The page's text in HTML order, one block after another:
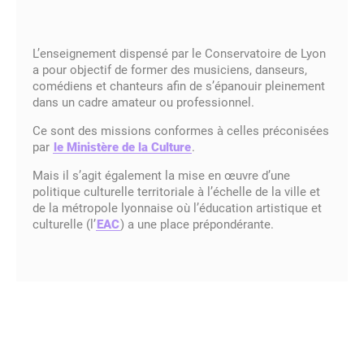
Organigramme
Soutenir le Conservatoire
Les Mécènes
Marchés publics
Offres d'emploi
Équipe et partenaires – Théâtre
Modalités d’admission
CPDN – Danse
CPES – Danse
Pratique continuée - Danse
Culture Chorégraphique
1er cycle – Musique
2ème cycle – Musique
3ème cycle – Musique
CPES – Musique
Musiques actuelles – Le LABO
Culture et création
Accompagnateurs-Accompagnatrices
Musique de Chambre
Cycle découverte
Licence aménagée "Musique et Musicologie"
Autres parcours
Je suis déjà élève
Plannings des cours
Tenues Danse
Mon compte / Mes démarches
La Médiathèque
Actions culturelles
FR
EN
L’enseignement dispensé par le Conservatoire de Lyon
a pour objectif de former des musiciens, danseurs,
comédiens et chanteurs afin de s’épanouir pleinement
dans un cadre amateur ou professionnel.
Ce sont des missions conformes à celles préconisées
par le Ministère de la Culture.
Mais il s’agit également la mise en œuvre d’une
politique culturelle territoriale à l’échelle de la ville et
de la métropole lyonnaise où l’éducation artistique et
culturelle (l’EAC) a une place prépondérante.